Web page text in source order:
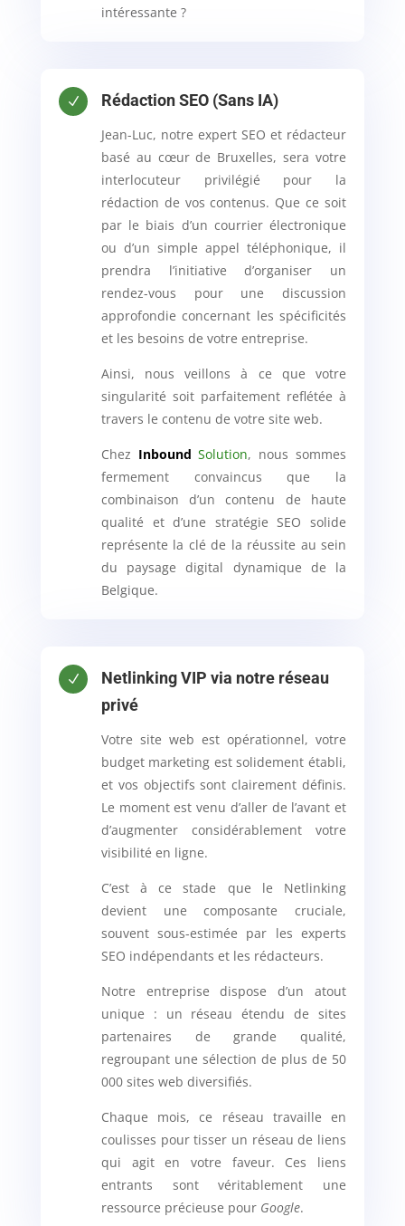
intéressante ?
N Rédaction SEO (Sans IA)
Jean-Luc, notre expert SEO et rédacteur
basé au cœur de Bruxelles, sera votre
interlocuteur privilégié pour la
rédaction de vos contenus. Que ce soit
par le biais d’un courrier électronique
ou d’un simple appel téléphonique, il
prendra l’initiative d’organiser un
rendez-vous pour une discussion
approfondie concernant les spécificités
et les besoins de votre entreprise.
Ainsi, nous veillons à ce que votre
singularité soit parfaitement reflétée à
travers le contenu de votre site web.
Chez Inbound Solution, nous sommes
fermement convaincus que la
combinaison d’un contenu de haute
qualité et d’une stratégie SEO solide
représente la clé de la réussite au sein
du paysage digital dynamique de la
Belgique.
N
Netlinking VIP via notre réseau
privé
Votre site web est opérationnel, votre
budget marketing est solidement établi,
et vos objectifs sont clairement définis.
Le moment est venu d’aller de l’avant et
d’augmenter considérablement votre
visibilité en ligne.
C’est à ce stade que le Netlinking
devient une composante cruciale,
souvent sous-estimée par les experts
SEO indépendants et les rédacteurs.
Notre entreprise dispose d’un atout
unique : un réseau étendu de sites
partenaires de grande qualité,
regroupant une sélection de plus de 50
000 sites web diversifiés.
Chaque mois, ce réseau travaille en
coulisses pour tisser un réseau de liens
qui agit en votre faveur. Ces liens
entrants sont véritablement une
ressource précieuse pour Google.